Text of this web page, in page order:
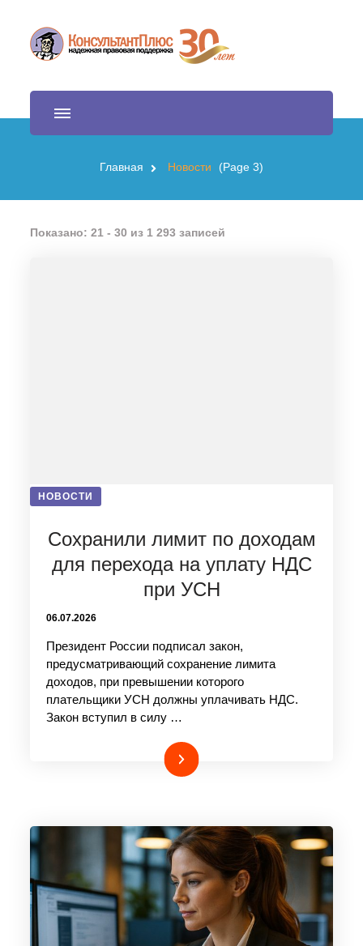
Правовой Навигатор
Продажа и обслуживание СПС КонсультантПлюс
Главная Новости (Page 3)
Показано: 21 - 30 из 1 293 записей
НОВОСТИ
Сохранили лимит по доходам
для перехода на уплату НДС
при УСН
06.07.2026
Президент России подписал закон,
предусматривающий сохранение лимита
доходов, при превышении которого
плательщики УСН должны уплачивать НДС.
Закон вступил в силу …
Подробнее